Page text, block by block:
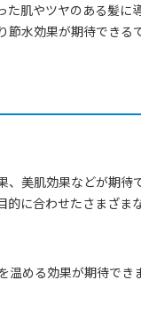
肌やツヤのある髪に
水効果が期待できる
美肌効果などが期待
に合わせたさまざま
める効果が期待でき